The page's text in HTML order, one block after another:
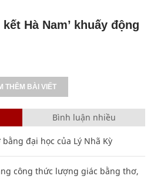
Hà Nam’ khuấy động
THÊM BÀI VIẾT
Bình luận nhiều
đại học của Lý Nhã Kỳ
công thức lượng giác bằng thơ,